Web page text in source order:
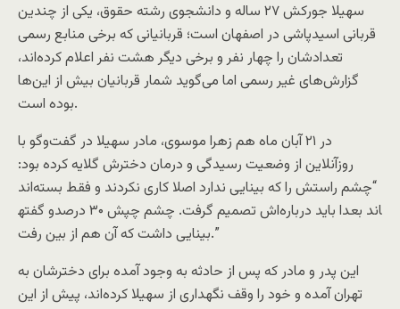
سهیلا جورکش ۲۷ ساله و دانشجوی رشته حقوق، یکی از چندین
قربانی اسیدپاشی در اصفهان است؛ قربانیانی که برخی منابع رسمی
تعدادشان را چهار نفر و برخی دیگر هشت نفر اعلام کرده‌اند،
گزارش‌های غیر رسمی اما می‌گوید شمار قربانیان بیش از این‌ها
بوده است.
در ۲۱ آبان ماه هم زهرا موسوی، مادر سهیلا در گفت‌وگو با
روزآنلاین از وضعیت رسیدگی و درمان دخترش گلایه کرده بود:
“چشم راستش را که بینایی ندارد اصلا کاری نکردند و فقط بسته‌اند
و گفته‎اند بعدا باید درباره‌اش تصمیم گرفت. چشم چپش ۳۰ درصد
بینایی داشت که آن هم از بین رفت.”
این پدر و مادر که پس از حادثه به وجود آمده برای دخترشان به
تهران آمده و خود را وقف نگهداری از سهیلا کرده‌اند، پیش از این